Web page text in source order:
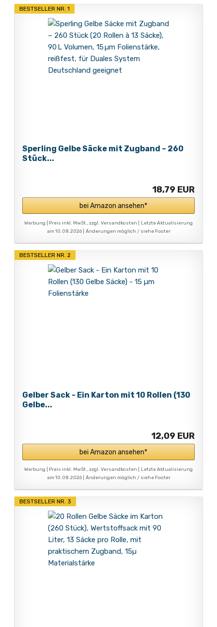
BESTSELLER NR. 1
Sperling Gelbe Säcke mit Zugband – 260
Stück...
18,79 EUR
bei Amazon ansehen*
Werbung | Preis inkl. MwSt., zzgl. Versandkosten |
Letzte Aktualisierung
am 10.08.2026 |
Änderungen möglich / siehe Footer
BESTSELLER NR. 2
Gelber Sack - Ein Karton mit 10 Rollen (130
Gelbe...
12,09 EUR
bei Amazon ansehen*
Werbung | Preis inkl. MwSt., zzgl. Versandkosten |
Letzte Aktualisierung
am 10.08.2026 |
Änderungen möglich / siehe Footer
BESTSELLER NR. 3